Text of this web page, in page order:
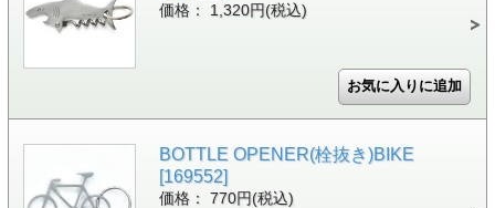
価格： 1,320円(税込)
BOTTLE OPENER(栓抜き)BIKE
[169552]
価格： 770円(税込)